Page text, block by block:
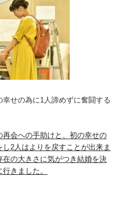
せの為に1人諦めずに奮闘する
再会への手助けと、初の幸せの
2人はよりを戻すことが出来ま
在の大きさに気がつき結婚を決
きました。